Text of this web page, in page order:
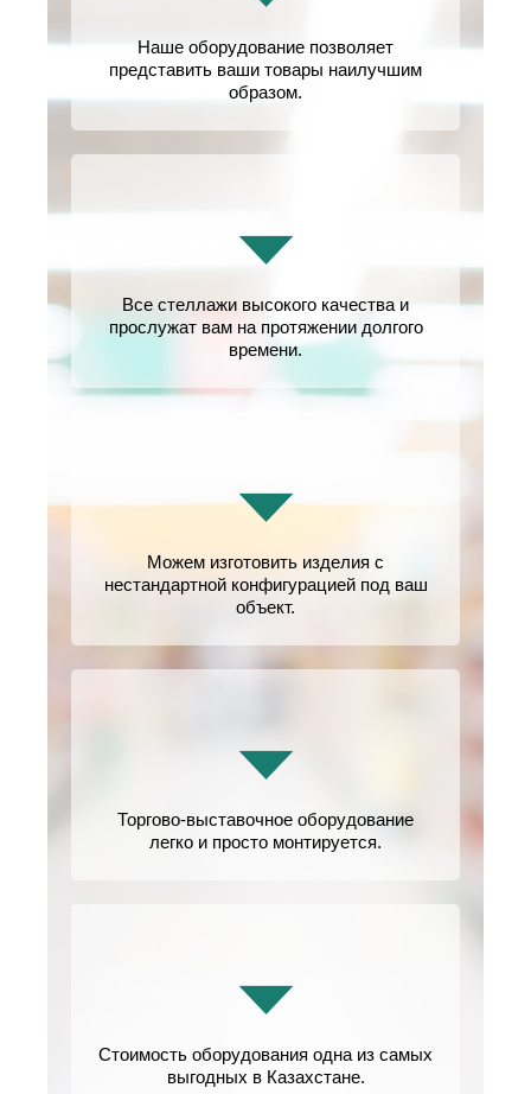
Наше оборудование позволяет
представить ваши товары наилучшим
образом.
Все стеллажи высокого качества и
прослужат вам на протяжении долгого
времени.
Можем изготовить изделия с
нестандартной конфигурацией под ваш
объект.
Торгово-выставочное оборудование
легко и просто монтируется.
Стоимость оборудования одна из самых
выгодных в Казахстане.